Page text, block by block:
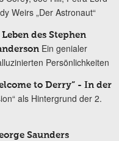
Weirs „Der Astronaut“
des Stephen
Ein genialer
Persönlichkeiten
to Derry“ - In der
als Hintergrund der 2.
Saunders